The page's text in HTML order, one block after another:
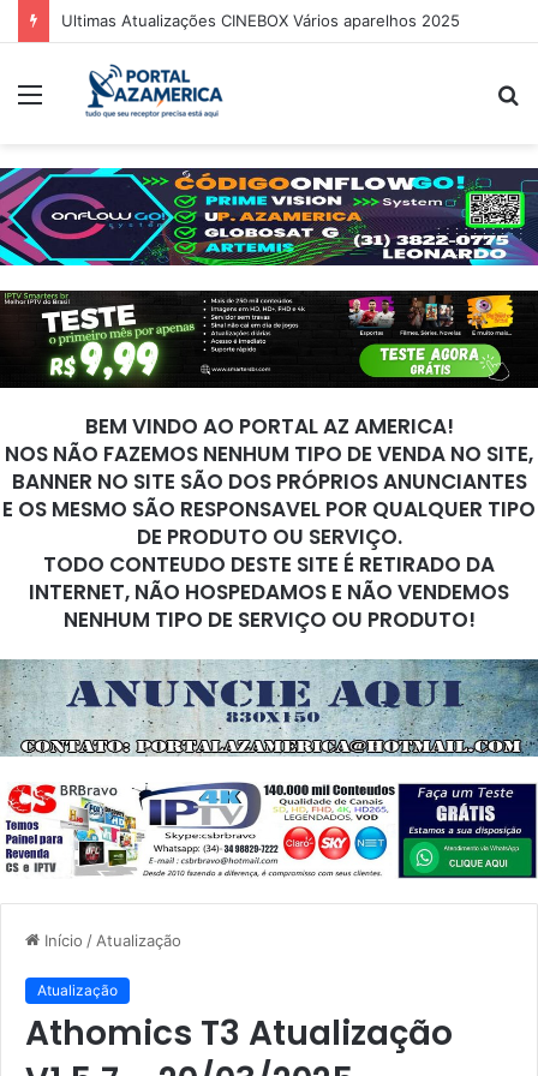
Ultimas Atualizações CINEBOX Vários aparelhos 2025
BEM VINDO AO PORTAL AZ AMERICA!
NOS NÃO FAZEMOS NENHUM TIPO DE VENDA NO SITE,
BANNER NO SITE SÃO DOS PRÓPRIOS ANUNCIANTES
E OS MESMO SÃO RESPONSAVEL POR QUALQUER TIPO
DE PRODUTO OU SERVIÇO.
TODO CONTEUDO DESTE SITE É RETIRADO DA
INTERNET, NÃO HOSPEDAMOS E NÃO VENDEMOS
NENHUM TIPO DE SERVIÇO OU PRODUTO!
Início / Atualização
Atualização
Athomics T3 Atualização